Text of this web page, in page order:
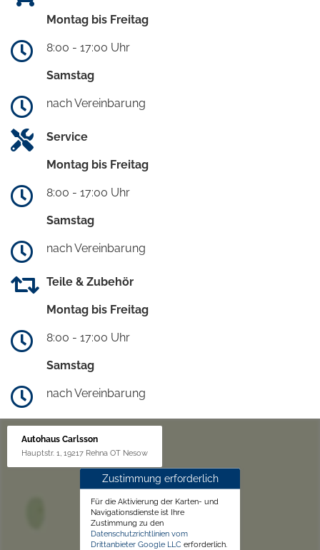
Montag bis Freitag
8:00 - 17:00 Uhr
Samstag
nach Vereinbarung
Service
Montag bis Freitag
8:00 - 17:00 Uhr
Samstag
nach Vereinbarung
Teile & Zubehör
Montag bis Freitag
8:00 - 17:00 Uhr
Samstag
nach Vereinbarung
Autohaus Carlsson
Hauptstr. 1, 19217 Rehna OT Nesow
Zustimmung erforderlich
Für die Aktivierung der Karten- und
Navigationsdienste ist Ihre
Zustimmung zu den
Datenschutzrichtlinien vom
Drittanbieter Google LLC erforderlich.